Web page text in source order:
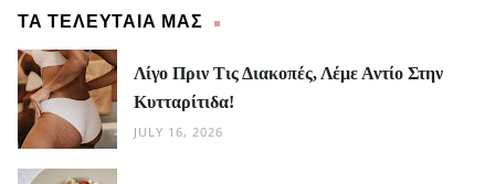
ΤΑ ΤΕΛΕΥΤΑΙΑ ΜΑΣ
Λίγο Πριν Τις Διακοπές, Λέμε Αντίο Στην
Κυτταρίτιδα!
JULY 16, 2026